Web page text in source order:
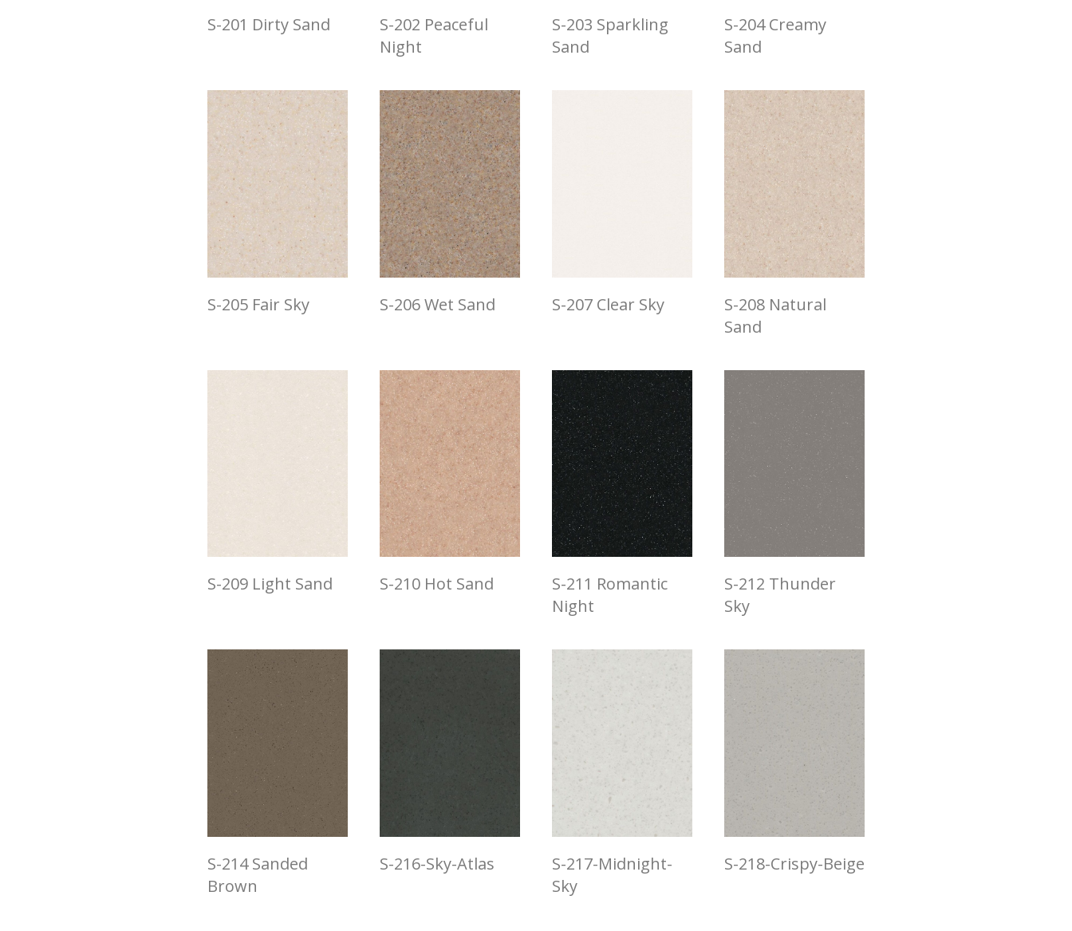
S-201 Dirty Sand
S-202 Peaceful
Night
S-203 Sparkling
Sand
S-204 Creamy
Sand
S-205 Fair Sky S-206 Wet Sand S-207 Clear Sky
S-208 Natural
Sand
S-209 Light Sand S-210 Hot Sand
S-211 Romantic
Night
S-212 Thunder
Sky
S-214 Sanded
Brown
S-216-Sky-Atlas
S-217-Midnight-
Sky
S-218-Crispy-Beige